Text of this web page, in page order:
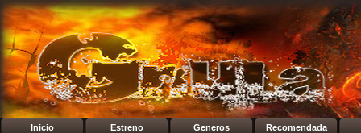
Inicio Estreno Generos Recomendada